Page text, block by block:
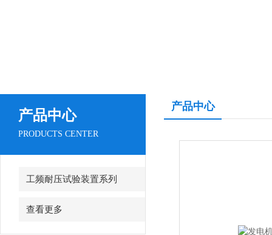
产品中心
PRODUCTS CENTER
工频耐压试验装置系列
查看更多
产品中心